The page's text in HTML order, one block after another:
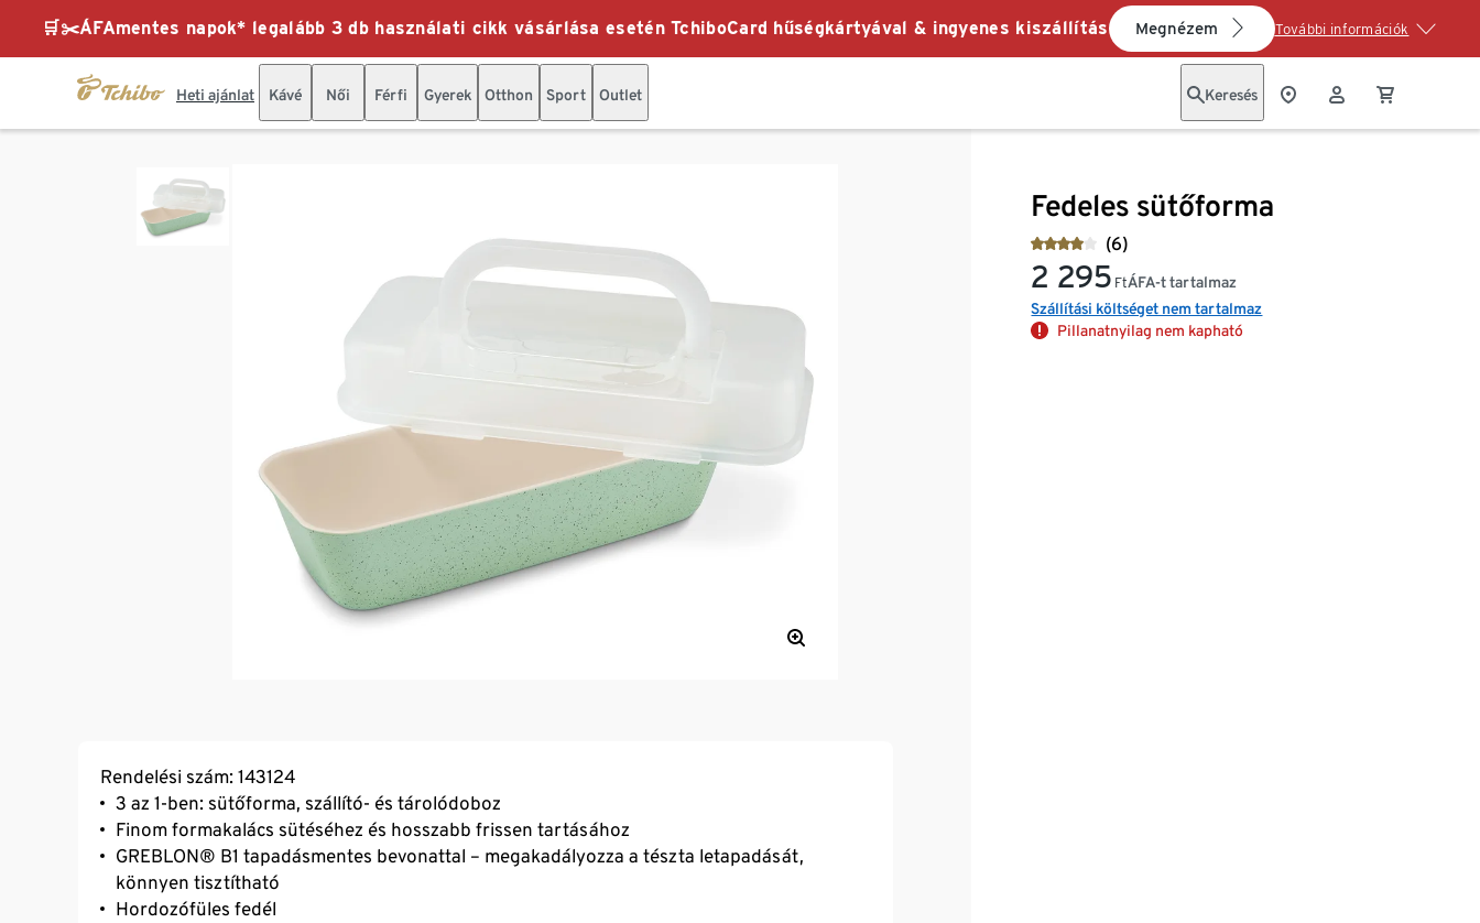
🛒✂️ÁFAmentes napok* legalább 3 db használati cikk vásárlása esetén TchiboCard hűségkártyával & ingyenes kiszállítás Megnézem További információk
Heti ajánlat Kávé Női Férfi Gyerek Otthon Sport Outlet Keresés
Fedeles sütőforma
(6)
2 295 FtÁFA-t tartalmaz
Szállítási költséget nem tartalmaz
Pillanatnyilag nem kapható
Rendelési szám: 143124
3 az 1-ben: sütőforma, szállító- és tárolódoboz
Finom formakalács sütéséhez és hosszabb frissen tartásához
GREBLON® B1 tapadásmentes bevonattal – megakadályozza a tészta letapadását,
könnyen tisztítható
Hordozófüles fedél